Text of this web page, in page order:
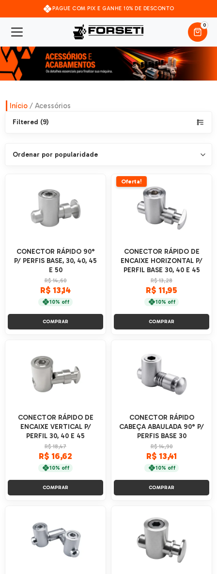
PAGUE COM PIX E GANHE 10% DE DESCONTO
0
Início / Acessórios
Filtered (9)
CONECTOR RÁPIDO 90°
P/ PERFIS BASE, 30, 40, 45
E 50
R$ 14,60
R$ 13,14
10% off
COMPRAR
Oferta!
CONECTOR RÁPIDO DE
ENCAIXE HORIZONTAL P/
PERFIL BASE 30, 40 E 45
R$ 13,28
R$ 11,95
10% off
COMPRAR
CONECTOR RÁPIDO DE
ENCAIXE VERTICAL P/
PERFIL 30, 40 E 45
R$ 18,47
R$ 16,62
10% off
COMPRAR
CONECTOR RÁPIDO
CABEÇA ABAULADA 90° P/
PERFIS BASE 30
R$ 14,90
R$ 13,41
10% off
COMPRAR